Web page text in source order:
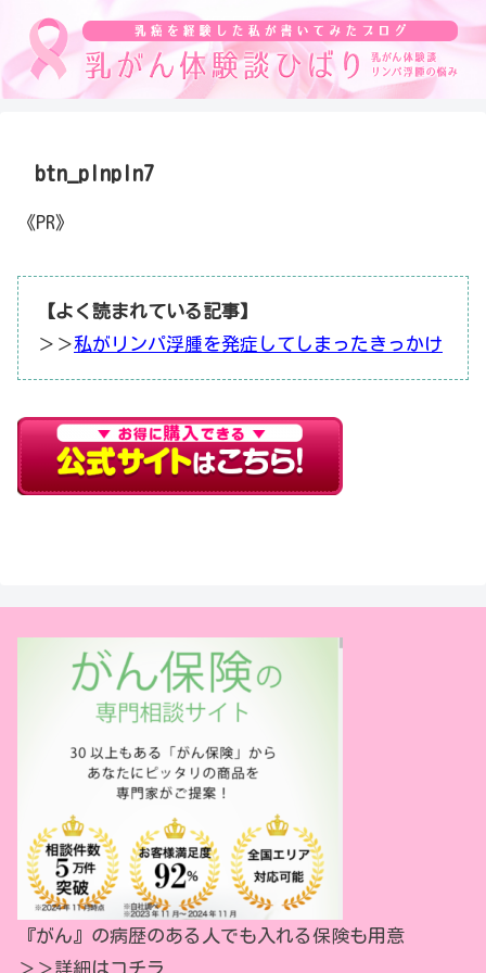
btn_plnpln7
《PR》
【よく読まれている記事】
＞＞私がリンパ浮腫を発症してしまったきっかけ
『がん』の病歴のある人でも入れる保険も用意
＞＞詳細はコチラ